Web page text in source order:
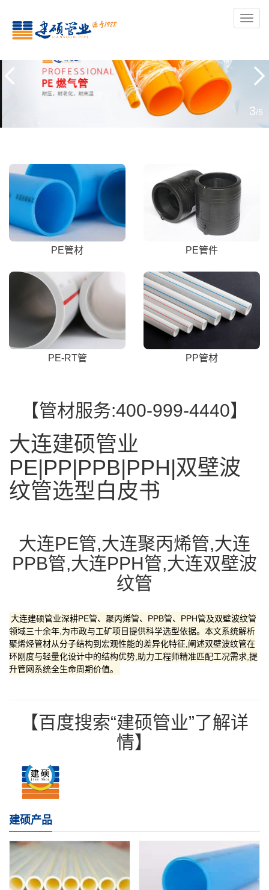
导
3/5
PE管材 PE管件
PE-RT管 PP管材
【管材服务:400-999-4440】
大连建硕管业
PE|PP|PPB|PPH|双壁波
纹管选型白皮书
大连PE管,大连聚丙烯管,大连
PPB管,大连PPH管,大连双壁波
纹管
大连建硕管业深耕PE管、聚丙烯管、PPB管、PPH管及双壁波纹管
领域三十余年,为市政与工矿项目提供科学选型依据。本文系统解析
聚烯烃管材从分子结构到宏观性能的差异化特征,阐述双壁波纹管在
环刚度与轻量化设计中的结构优势,助力工程师精准匹配工况需求,提
升管网系统全生命周期价值。
【百度搜索“建硕管业”了解详
情】
建硕产品